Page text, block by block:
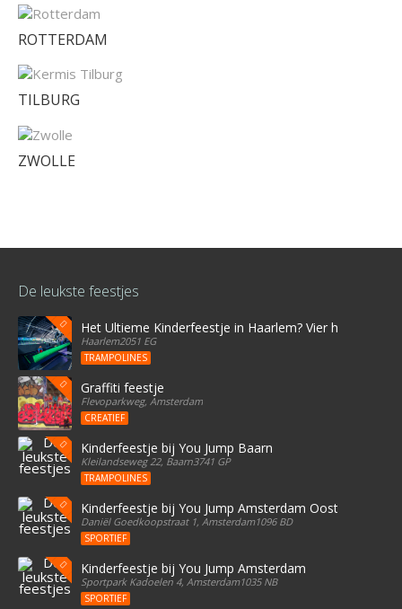
ROTTERDAM
TILBURG
ZWOLLE
De leukste feestjes
Het Ultieme Kinderfeestje in Haarlem? Vier het bij
Haarlem2051 EG
TRAMPOLINES
Graffiti feestje
Flevoparkweg, Amsterdam
CREATIEF
Kinderfeestje bij You Jump Baarn
Kleilandseweg 22, Baarn3741 GP
TRAMPOLINES
Kinderfeestje bij You Jump Amsterdam Oost
Daniël Goedkoopstraat 1, Amsterdam1096 BD
SPORTIEF
Kinderfeestje bij You Jump Amsterdam
Sportpark Kadoelen 4, Amsterdam1035 NB
SPORTIEF